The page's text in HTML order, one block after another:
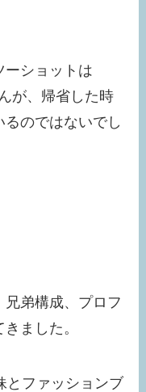
ーショットは
が、帰省した時
のではないでし
弟構成、プロフ
ました。
とファッションブ